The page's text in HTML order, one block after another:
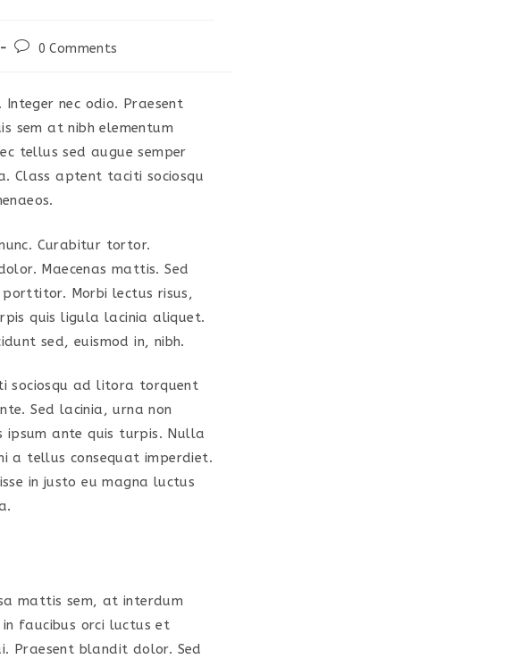
0 Comments
nec odio. Praesent
sem at nibh elementum
tellus sed augue semper
Class aptent taciti sociosqu
Curabitur tortor.
Maecenas mattis. Sed
Morbi lectus risus,
quis ligula lacinia aliquet.
sed, euismod in, nibh.
sociosqu ad litora torquent
Sed lacinia, urna non
ipsum ante quis turpis. Nulla
a tellus consequat imperdiet.
in justo eu magna luctus
mattis sem, at interdum
faucibus orci luctus et
Praesent blandit dolor. Sed